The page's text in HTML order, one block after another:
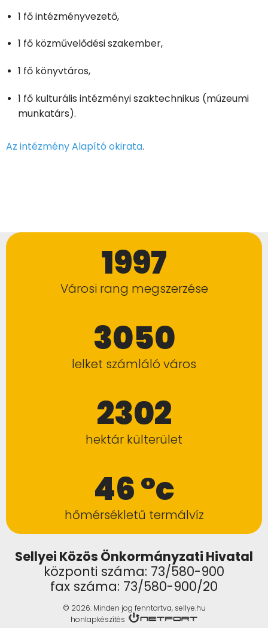
1 fő intézményvezető,
1 fő közművelődési szakember,
1 fő könyvtáros,
1 fő kulturális intézményi szaktechnikus (múzeumi
munkatárs).
Az intézmény Alapító okirata.
1997
Városi rang megszerzése
3050
lelket számláló város
2302
hektár külterület
46 °c
hőmérsékletű termálvíz
Sellyei Közös Önkormányzati Hivatal
központi száma: 73/580-900
fax száma: 73/580-900/20
© 2026. Minden jog fenntartva, sellye.hu
honlapkészítés